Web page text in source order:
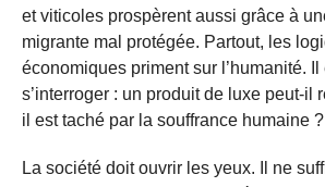
et viticoles prospèrent aussi grâce à
migrante mal protégée. Partout, les
économiques priment sur l’humanité. Il
s’interroger : un produit de luxe peut-il
il est taché par la souffrance humaine ?
La société doit ouvrir les yeux. Il ne